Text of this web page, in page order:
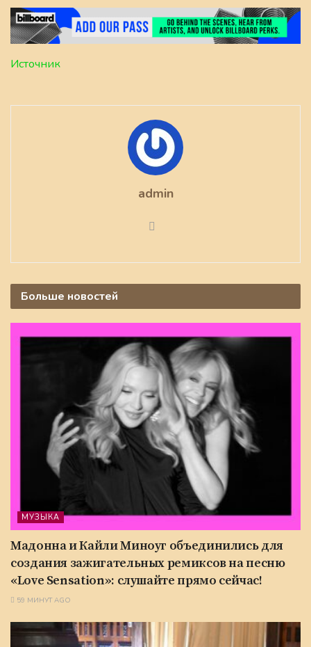
Источник
admin
Больше новостей
МУЗЫКА
Мадонна и Кайли Миноуг объединились для
создания зажигательных ремиксов на песню
«Love Sensation»: слушайте прямо сейчас!
59 МИНУТ AGO